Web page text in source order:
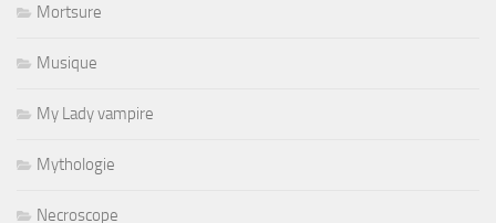
Mortsure
Musique
My Lady vampire
Mythologie
Necroscope